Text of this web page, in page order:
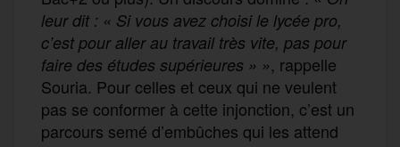
leur dit : « Si vous avez choisi le lycée pro,
c’est pour aller au travail très vite, pas pour
faire des études supérieures » », rappelle
Souria. Pour celles et ceux qui ne veulent
pas se conformer à cette injonction, c’est un
parcours semé d’embûches qui les attend